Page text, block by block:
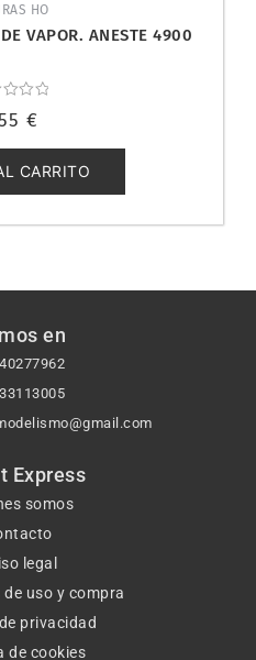
HO
VAPOR. ANESTE 4900
€
CARRITO
en
Express
somos
legal
uso y compra
privacidad
de cookies